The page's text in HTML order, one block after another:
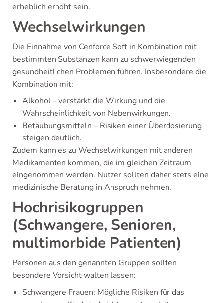
erheblich erhöht sein.
Wechselwirkungen
Die Einnahme von Cenforce Soft in Kombination mit
bestimmten Substanzen kann zu schwerwiegenden
gesundheitlichen Problemen führen. Insbesondere die
Kombination mit:
Alkohol – verstärkt die Wirkung und die
Wahrscheinlichkeit von Nebenwirkungen.
Betäubungsmitteln – Risiken einer Überdosierung
steigen deutlich.
Zudem kann es zu Wechselwirkungen mit anderen
Medikamenten kommen, die im gleichen Zeitraum
eingenommen werden. Nutzer sollten daher stets eine
medizinische Beratung in Anspruch nehmen.
Hochrisikogruppen
(Schwangere, Senioren,
multimorbide Patienten)
Personen aus den genannten Gruppen sollten
besondere Vorsicht walten lassen:
Schwangere Frauen: Mögliche Risiken für das